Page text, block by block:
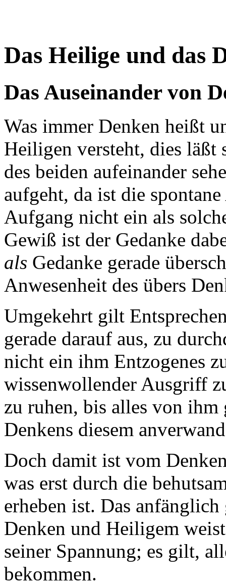
Das Heilige und das
Das Auseinander von
Was immer Denken heißt
Heiligen versteht, dies
des beiden aufeinander
aufgeht, da ist die
Aufgang nicht ein als
Gewiß ist der Gedanke
als Gedanke gerade
Anwesenheit des übers
Umgekehrt gilt
gerade darauf aus, zu
nicht ein ihm Entzogenes
wissenwollender Ausgriff
zu ruhen, bis alles von ihm
Denkens diesem
Doch damit ist vom
was erst durch die
erheben ist. Das
Denken und Heiligem
seiner Spannung; es gilt,
bekommen.